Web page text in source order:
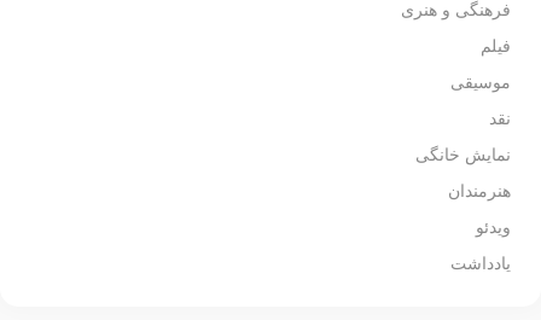
فرهنگی و هنری
فیلم
موسیقی
نقد
نمایش خانگی
هنرمندان
ویدئو
یادداشت